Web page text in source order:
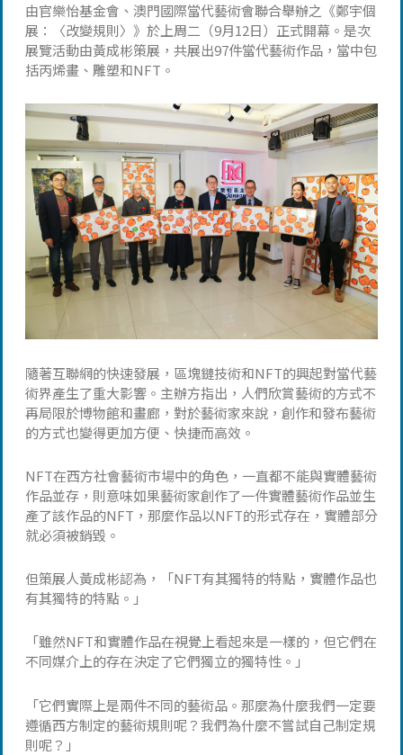
由官樂怡基金會、澳門國際當代藝術會聯合舉辦之《鄭宇個
展：〈改變規則〉》於上周二（9月12日）正式開幕。是次
展覽活動由黃成彬策展，共展出97件當代藝術作品，當中包
括丙烯畫、雕塑和NFT。
隨著互聯網的快速發展，區塊鏈技術和NFT的興起對當代藝
術界產生了重大影響。主辦方指出，人們欣賞藝術的方式不
再局限於博物館和畫廊，對於藝術家來說，創作和發布藝術
的方式也變得更加方便、快捷而高效。
NFT在西方社會藝術市場中的角色，一直都不能與實體藝術
作品並存，則意味如果藝術家創作了一件實體藝術作品並生
產了該作品的NFT，那麼作品以NFT的形式存在，實體部分
就必須被銷毀。
但策展人黃成彬認為，「NFT有其獨特的特點，實體作品也
有其獨特的特點。」
「雖然NFT和實體作品在視覺上看起來是一樣的，但它們在
不同媒介上的存在決定了它們獨立的獨特性。」
「它們實際上是兩件不同的藝術品。那麼為什麼我們一定要
遵循西方制定的藝術規則呢？我們為什麼不嘗試自己制定規
則呢？」